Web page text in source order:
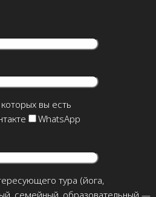
вы есть
WhatsApp
тура (йога,